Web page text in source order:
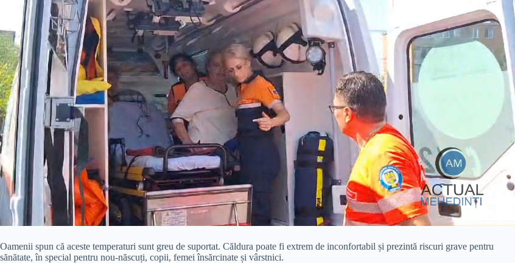
Oamenii spun că aceste temperaturi sunt greu de suportat. Căldura poate fi extrem de inconfortabil și prezintă riscuri grave pentru
sănătate, în special pentru nou-născuți, copii, femei însărcinate și vârstnici.